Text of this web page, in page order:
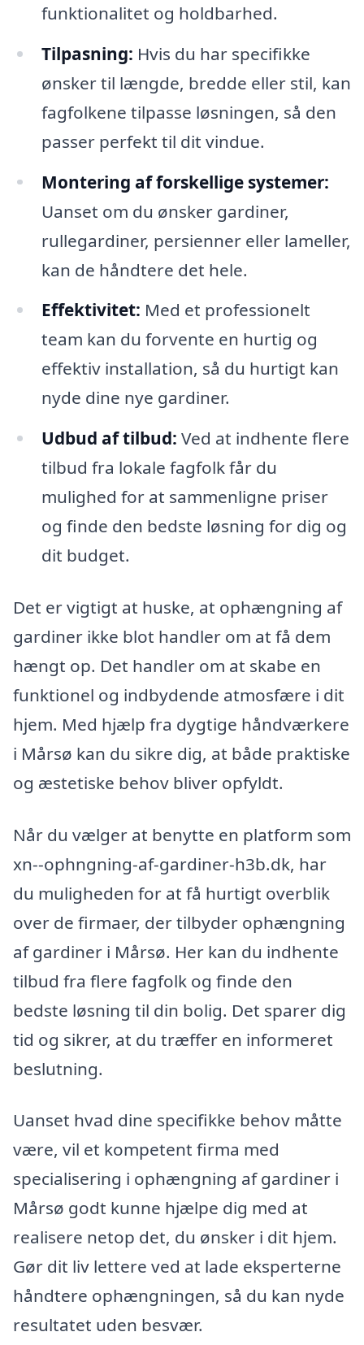
funktionalitet og holdbarhed.
Tilpasning: Hvis du har specifikke
ønsker til længde, bredde eller stil, kan
fagfolkene tilpasse løsningen, så den
passer perfekt til dit vindue.
Montering af forskellige systemer:
Uanset om du ønsker gardiner,
rullegardiner, persienner eller lameller,
kan de håndtere det hele.
Effektivitet: Med et professionelt
team kan du forvente en hurtig og
effektiv installation, så du hurtigt kan
nyde dine nye gardiner.
Udbud af tilbud: Ved at indhente flere
tilbud fra lokale fagfolk får du
mulighed for at sammenligne priser
og finde den bedste løsning for dig og
dit budget.
Det er vigtigt at huske, at ophængning af
gardiner ikke blot handler om at få dem
hængt op. Det handler om at skabe en
funktionel og indbydende atmosfære i dit
hjem. Med hjælp fra dygtige håndværkere
i Mårsø kan du sikre dig, at både praktiske
og æstetiske behov bliver opfyldt.
Når du vælger at benytte en platform som
xn--ophngning-af-gardiner-h3b.dk, har
du muligheden for at få hurtigt overblik
over de firmaer, der tilbyder ophængning
af gardiner i Mårsø. Her kan du indhente
tilbud fra flere fagfolk og finde den
bedste løsning til din bolig. Det sparer dig
tid og sikrer, at du træffer en informeret
beslutning.
Uanset hvad dine specifikke behov måtte
være, vil et kompetent firma med
specialisering i ophængning af gardiner i
Mårsø godt kunne hjælpe dig med at
realisere netop det, du ønsker i dit hjem.
Gør dit liv lettere ved at lade eksperterne
håndtere ophængningen, så du kan nyde
resultatet uden besvær.